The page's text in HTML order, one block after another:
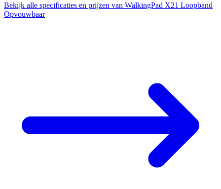
Bekijk alle specificaties en prijzen van WalkingPad X21 Loopband
Opvouwbaar